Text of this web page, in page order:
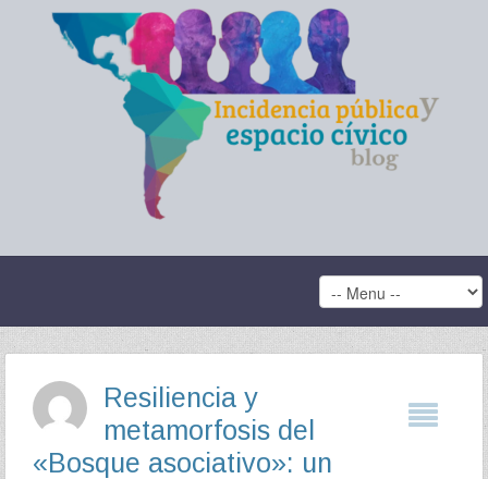
Resiliencia y
metamorfosis del
«Bosque asociativo»: un